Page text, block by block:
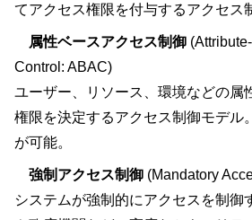
てアクセス権限を付与するアクセス
属性ベースアクセス制御
Control: ABAC)
ユーザー、リソース、環境などの属
権限を決定するアクセス制御モデル
が可能。
強制アクセス制御 (Mandatory
システムが強制的にアクセスを制御